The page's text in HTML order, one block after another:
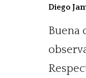
Diego
Buena